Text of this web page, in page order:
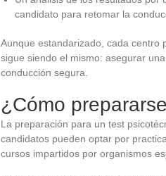
candidato para retomar la
Aunque estandarizado, cada centro
sigue siendo el mismo: asegurar
conducción segura.
¿Cómo
La preparación para un test
candidatos pueden optar por
cursos impartidos por organismos